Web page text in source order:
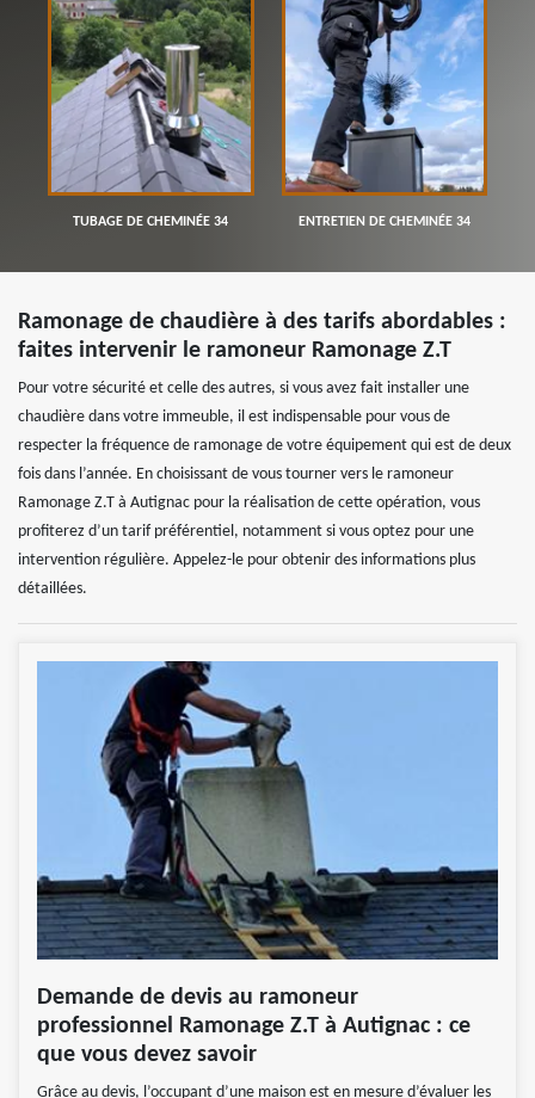
TUBAGE DE CHEMINÉE 34 ENTRETIEN DE CHEMINÉE 34
Ramonage de chaudière à des tarifs abordables :
faites intervenir le ramoneur Ramonage Z.T
Pour votre sécurité et celle des autres, si vous avez fait installer une
chaudière dans votre immeuble, il est indispensable pour vous de
respecter la fréquence de ramonage de votre équipement qui est de deux
fois dans l’année. En choisissant de vous tourner vers le ramoneur
Ramonage Z.T à Autignac pour la réalisation de cette opération, vous
profiterez d’un tarif préférentiel, notamment si vous optez pour une
intervention régulière. Appelez-le pour obtenir des informations plus
détaillées.
Demande de devis au ramoneur
professionnel Ramonage Z.T à Autignac : ce
que vous devez savoir
Grâce au devis, l’occupant d’une maison est en mesure d’évaluer les